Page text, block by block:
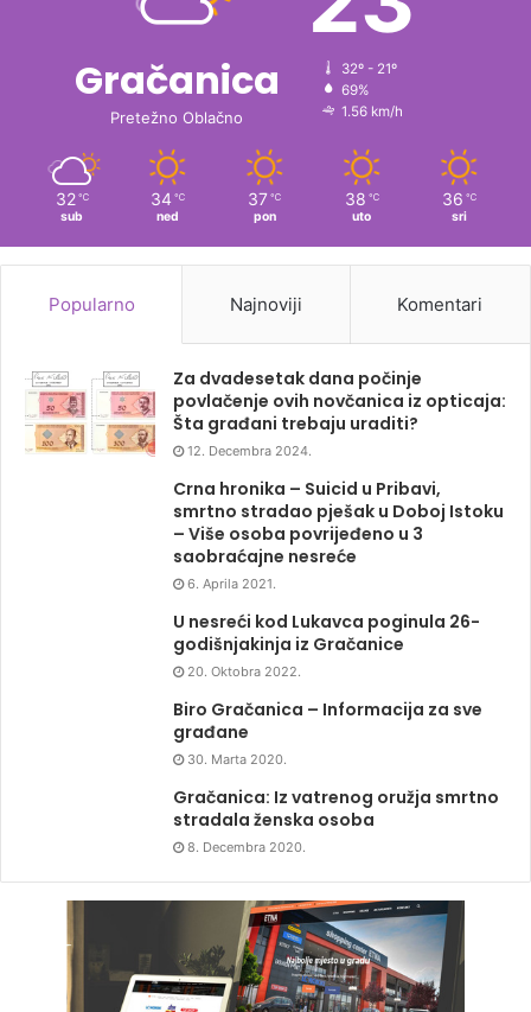
Gračanica
Pretežno Oblačno
32º - 21º
69%
1.56 km/h
32 ℃
sub
34 ℃
ned
37 ℃
pon
38 ℃
uto
36 ℃
sri
Popularno Najnoviji Komentari
Za dvadesetak dana počinje
povlačenje ovih novčanica iz opticaja:
Šta građani trebaju uraditi?
12. Decembra 2024.
Crna hronika – Suicid u Pribavi,
smrtno stradao pješak u Doboj Istoku
– Više osoba povrijeđeno u 3
saobraćajne nesreće
6. Aprila 2021.
U nesreći kod Lukavca poginula 26-
godišnjakinja iz Gračanice
20. Oktobra 2022.
Biro Gračanica – Informacija za sve
građane
30. Marta 2020.
Gračanica: Iz vatrenog oružja smrtno
stradala ženska osoba
8. Decembra 2020.